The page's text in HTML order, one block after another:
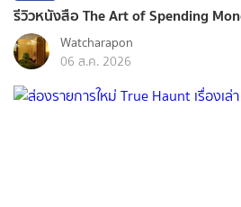
รีวิวหนังสือ The Art of Spending
Watcharapon
06 ส.ค. 2026